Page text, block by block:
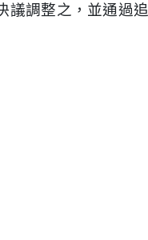
議調整之，並通過追